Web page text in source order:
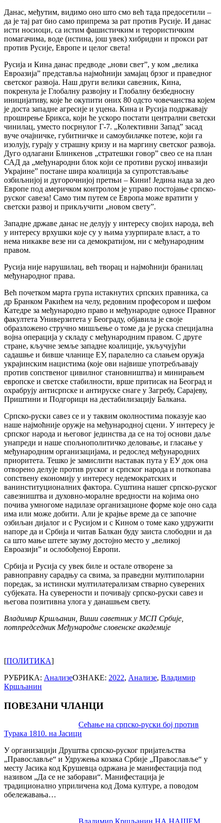
Данас, међутим, видимо оно што смо већ тада предосетили –
да је тај рат био само припрема за рат против Русије. И данас
исти носиоци, са истим фашистичким и терористичким
помагачима, воде (истина, још увек) хибридни и прокси рат
против Русије, Европе и целог света!
Русија и Кина данас предводе „нови свет”, у ком „велика
Евроазија” представља најмоћнији замајац брзог и праведног
светског развоја. Наш други велики савезник, Кина,
покренула је Глобалну развојну и Глобалну безбедносну
иницијативу, које ће окупити оних 80 одсто човечанства којем
је доста западне агресије и уцена. Кина и Русија подржавају
проширење Брикса, који ће ускоро постати централни светски
чинилац, уместо посрнулог Г-7. „Колективни Запад” засад
вуче очајничке, губитничке и самоубилачке потезе, који га
изолују, гурају у страшну кризу и на маргину светског развоја.
Дуго одлагани Блинкенов „стратешки говор” свео се на план
САД да „међународни блок који се противи руској инвазији
Украјине” постане шира коалиција за супротстављање
озбиљнијој и дугорочнијој претњи – Кини! Једина нада за део
Европе под америчком контролом је управо постојање српско-
руског савеза! Само тим путем се Европа може вратити у
светски развој и прикључити „новом свету”.
Западне државе данас не делују у интересу својих народа, већ
у интересу врхушки које су у њима узурпирале власт, а то
нема никакве везе ни са демократијом, ни с међународним
правом.
Русија није нарушилац, већ творац и најмоћнији бранилац
међународног права.
Већ почетком марта група истакнутих српских правника, са
др Бранком Ракићем на челу, редовним професором и шефом
Катедре за међународно право и међународне односе Правног
факултета Универзитета у Београду, објавила је своје
образложено стручно мишљење о томе да је руска специјална
војна операција у складу с међународним правом. С друге
стране, кључне земље западне коалиције, укључујући
садашње и бивше чланице ЕУ, паралелно са слањем оружја
украјинским нацистима (које ови највише употребљавају
против сопственог цивилног становништва) и минирањем
европске и светске стабилности, врше притисак на Београд и
охрабрују антисрпске и антируске снаге у Загребу, Сарајеву,
Приштини и Подгорици на дестабилизацију Балкана.
Српско-руски савез се и у таквим околностима показује као
наше најмоћније оружје на међународној сцени. У интересу је
српског народа и његовог јединства да се на тој основи даље
унапреди и наше спољнополитичко деловање, и гласање у
међународним организацијама, и редослед међународних
приоритета. Тешко је замислити наставак пута у ЕУ док она
отворено делује против руског и српског народа и поткопава
сопствену економију у интересу недемократских и
ванинституционалних фактора. Суштина нашег српско-руског
савезништва и духовно-моралне вредности на којима оно
почива умногоме надилазе организационе форме које оно сада
има или може добити. Али је крајње време да се започне
озбиљан дијалог и с Русијом и с Кином о томе како удружити
напоре да и Србија и читав Балкан буду заиста слободни и да
са што мање штете заузму достојно место у „великој
Евроазији” и ослобођеној Европи.
Србија и Русија су увек биле и остале отворене за
равноправну сарадњу са свима, за праведни мултиполарни
поредак, за истински мултилатерализам стварно суверених
субјеката. На суверености и почивају српско-руски савез и
његова позитивна улога у данашњем свету.
Владимир Кршљанин, Виши саветник у МСП Србије,
потпредседник Међународне словенске академије
[ПОЛИТИКА]
РУБРИКА: АнализеОЗНАКЕ: 2022, Анализе, Владимир
Кршљанин
ПОВЕЗАНИ ЧЛАНЦИ
Сећање на српско-руски бој против
Турака 1810. на Јасици
У организацији Друштва српско-руског пријатељства
„Православље“ и Удружења козака Србије „Православље“ у
месту Јасика код Крушевца одржана је манифестација под
називом „Да се не заборави“. Манифестација је
традиционално уприличена код Дома културе, а поводом
обележавања…
navigation